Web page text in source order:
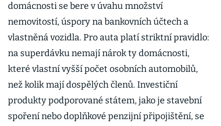
domácnosti se bere v úvahu množství
nemovitostí, úspory na bankovních účtech a
vlastněná vozidla. Pro auta platí striktní pravidlo:
na superdávku nemají nárok ty domácnosti,
které vlastní vyšší počet osobních automobilů,
než kolik mají dospělých členů. Investiční
produkty podporované státem, jako je stavební
spoření nebo doplňkové penzijní připojištění, se